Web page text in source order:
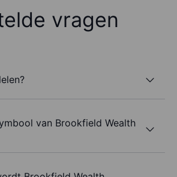
vragen
van Brookfield Wealth